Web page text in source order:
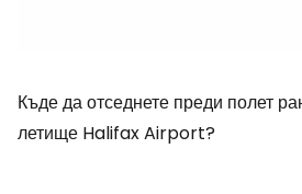
Къде да отседнете преди полет
летище Halifax Airport?